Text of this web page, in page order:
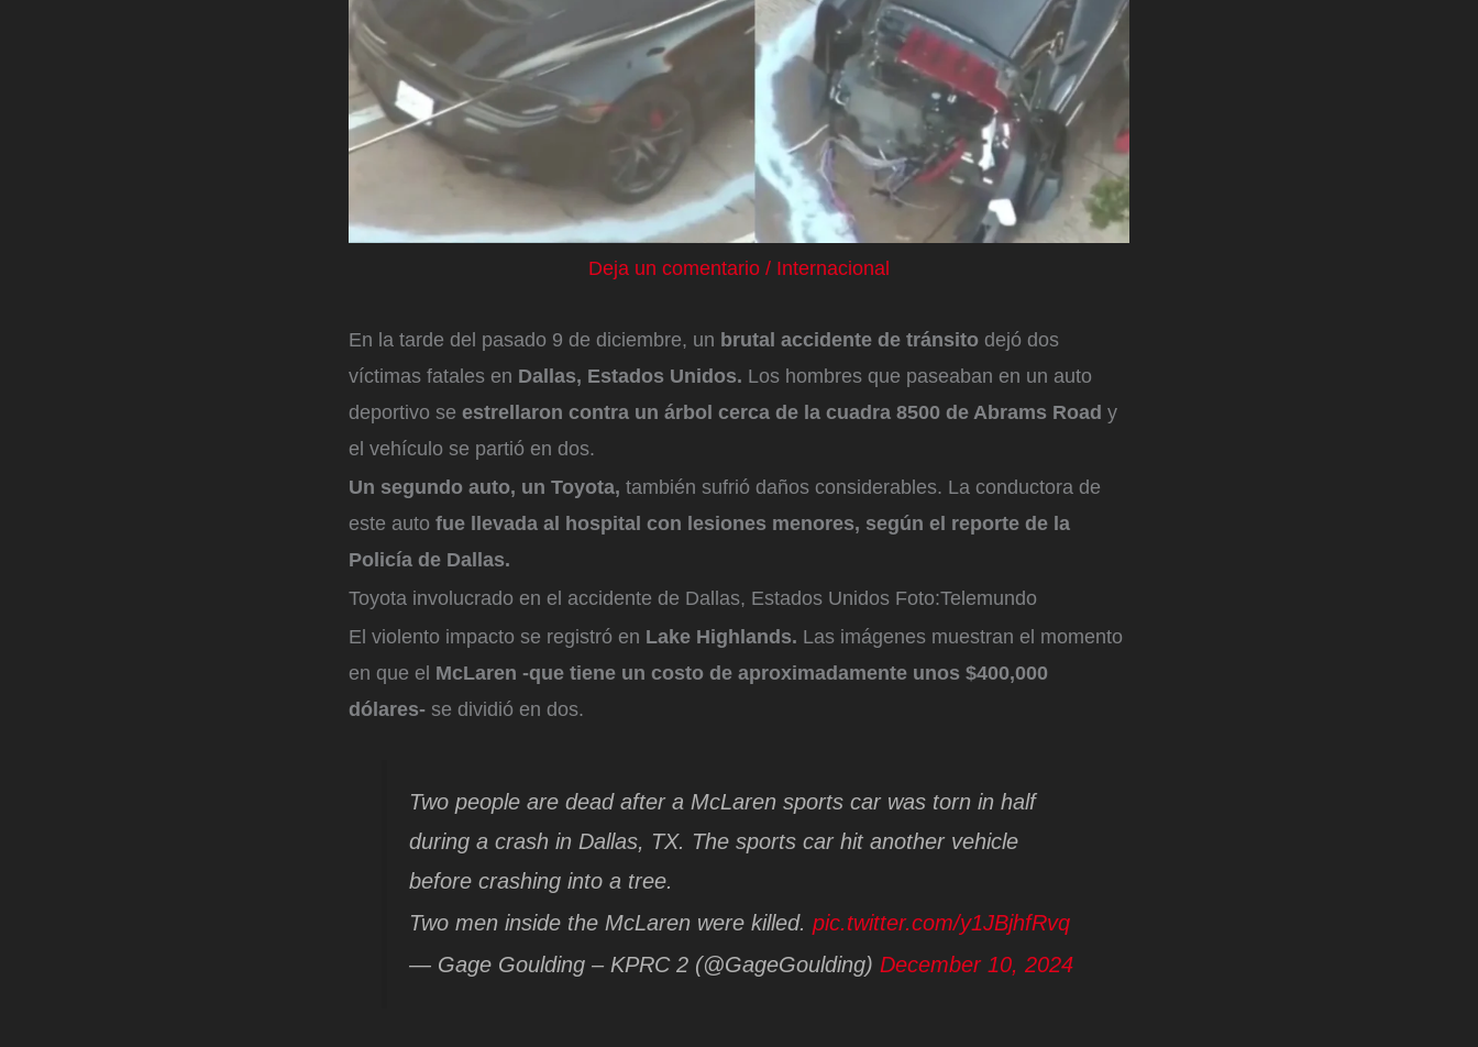
Deja un comentario / Internacional
En la tarde del pasado 9 de diciembre, un brutal accidente de tránsito dejó dos
víctimas fatales en Dallas, Estados Unidos. Los hombres que paseaban en un auto
deportivo se estrellaron contra un árbol cerca de la cuadra 8500 de Abrams Road y
el vehículo se partió en dos.
Un segundo auto, un Toyota, también sufrió daños considerables. La conductora de
este auto fue llevada al hospital con lesiones menores, según el reporte de la
Policía de Dallas.
Toyota involucrado en el accidente de Dallas, Estados Unidos Foto:Telemundo
El violento impacto se registró en Lake Highlands. Las imágenes muestran el momento
en que el McLaren -que tiene un costo de aproximadamente unos $400,000
dólares- se dividió en dos.
Two people are dead after a McLaren sports car was torn in half
during a crash in Dallas, TX. The sports car hit another vehicle
before crashing into a tree.
Two men inside the McLaren were killed. pic.twitter.com/y1JBjhfRvq
— Gage Goulding – KPRC 2 (@GageGoulding) December 10, 2024